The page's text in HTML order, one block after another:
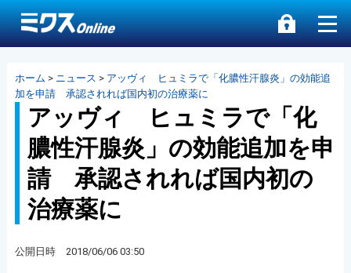
ホーム > ニュース > アッヴィ ヒュミラで「化膿性汗腺炎」の効能追
加を申請 承認されれば国内初の治療薬に
アッヴィ ヒュミラで「化
膿性汗腺炎」の効能追加を申
請 承認されれば国内初の
治療薬に
公開日時 2018/06/06 03:50